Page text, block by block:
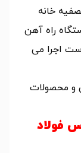
کیلو ولت، تصفیه خانه
راه آهن
اجرا می
و محصولات
فولاد